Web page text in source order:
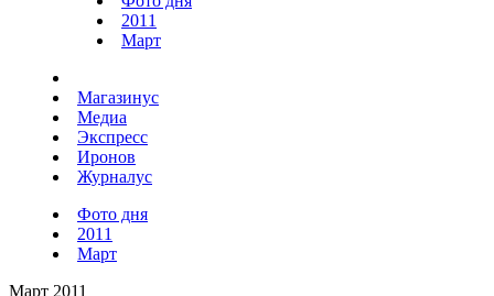
2011
Март
Магазинус
Медиа
Экспресс
Иронов
Журналус
Фото дня
2011
Март
Март 2011